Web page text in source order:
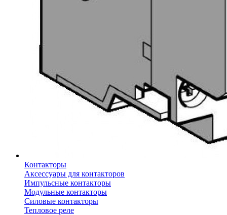
Контакторы
Аксессуары для контакторов
Импульсные контакторы
Модульные контакторы
Силовые контакторы
Тепловое реле